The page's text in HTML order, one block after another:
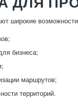
широкие
бизнеса;
маршрутов;
территорий.